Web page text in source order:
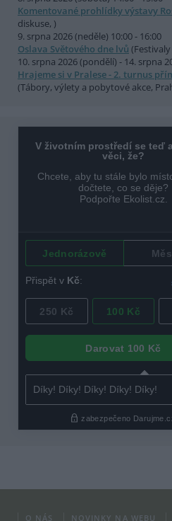
Komentované prohlídky výstavy
diskuse, )
9. srpna 2026 (neděle) 10:00 - 16:00
Oslava Světového dne lvů
10. srpna 2026 (pondělí) - 14. srpna
Hrajeme si v Pralese - 2. turnus
(Tábory, výlety a pobytové akce,
O NÁS NOVINKY NA WEBU